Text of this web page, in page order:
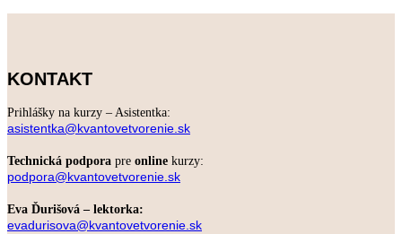
KONTAKT
Prihlášky na kurzy – Asistentka:
asistentka@kvantovetvorenie.sk
Technická podpora pre online kurzy:
podpora@kvantovetvorenie.sk
Eva Ďurišová – lektorka:
evadurisova@kvantovetvorenie.sk